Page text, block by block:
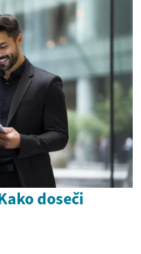
doseči